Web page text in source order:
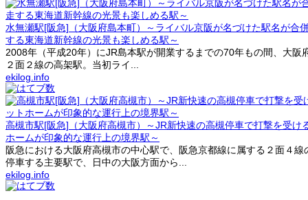
水無瀬駅[阪急]（大阪府島本町）～ライバル京阪が名づけた駅名が合
する東海道新幹線の光景も楽しめる駅～
2008年（平成20年）にJR島本駅が開業するまでの70年もの間、大
２面２線の高架駅。当初ライ...
ekilog.info
高槻市駅[阪急]（大阪府高槻市）～JR新快速の高槻停車で打撃を受
ホームが印象的な運行上の境界駅～
阪急における大阪府高槻市の中心駅で、阪急京都線に属する２面４
停車する主要駅で、日中の大阪方面から...
ekilog.info